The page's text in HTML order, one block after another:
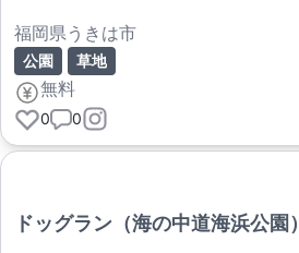
福岡県うきは市
公園 草地
無料
0 0
ドッグラン（海の中道海浜公園）